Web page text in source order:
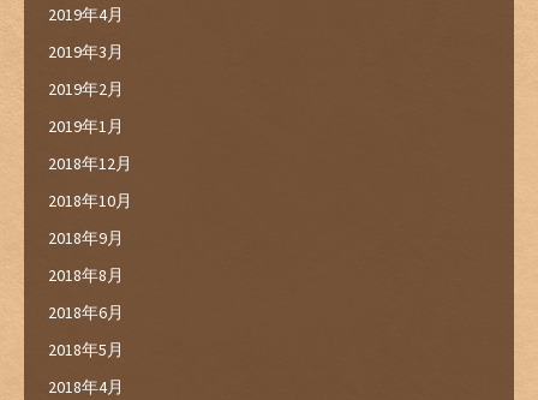
2019年4月
2019年3月
2019年2月
2019年1月
2018年12月
2018年10月
2018年9月
2018年8月
2018年6月
2018年5月
2018年4月